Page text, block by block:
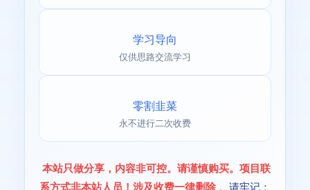
学习导向
仅供思路交流学习
零割韭菜
永不进行二次收费
本站只做分享，内容非可控。请谨慎购买。项目联
系方式非本站人员！涉及收费一律删除 。请牢记：